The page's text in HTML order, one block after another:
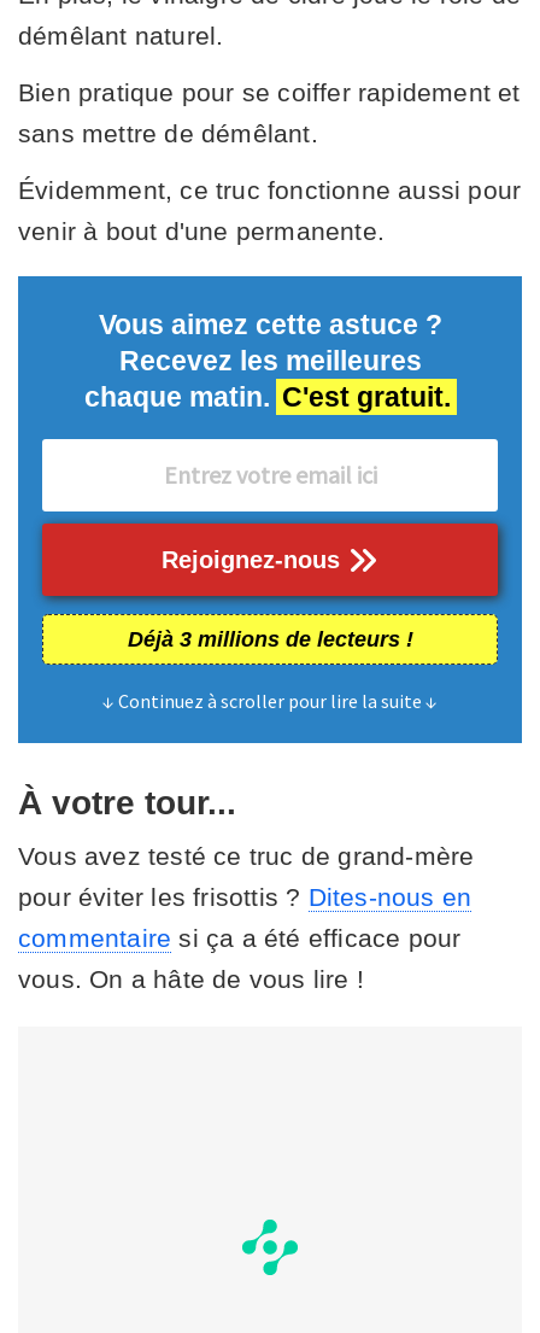
démêlant naturel.
Bien pratique pour se coiffer rapidement et
sans mettre de démêlant.
Évidemment, ce truc fonctionne aussi pour
venir à bout d'une permanente.
Vous aimez cette astuce ?
Recevez les meilleures
chaque matin. C'est gratuit.
Rejoignez-nous
Déjà 3 millions de lecteurs !
↓ Continuez à scroller pour lire la suite ↓
À votre tour...
Vous avez testé ce truc de grand-mère
pour éviter les frisottis ? Dites-nous en
commentaire si ça a été efficace pour
vous. On a hâte de vous lire !